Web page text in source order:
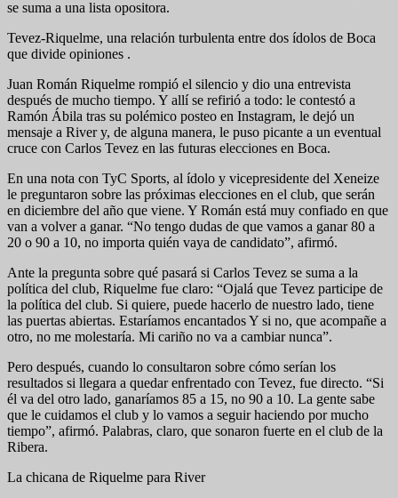
se suma a una lista opositora.
Tevez-Riquelme, una relación turbulenta entre dos ídolos de Boca
que divide opiniones .
Juan Román Riquelme rompió el silencio y dio una entrevista
después de mucho tiempo. Y allí se refirió a todo: le contestó a
Ramón Ábila tras su polémico posteo en Instagram, le dejó un
mensaje a River y, de alguna manera, le puso picante a un eventual
cruce con Carlos Tevez en las futuras elecciones en Boca.
En una nota con TyC Sports, al ídolo y vicepresidente del Xeneize
le preguntaron sobre las próximas elecciones en el club, que serán
en diciembre del año que viene. Y Román está muy confiado en que
van a volver a ganar. “No tengo dudas de que vamos a ganar 80 a
20 o 90 a 10, no importa quién vaya de candidato”, afirmó.
Ante la pregunta sobre qué pasará si Carlos Tevez se suma a la
política del club, Riquelme fue claro: “Ojalá que Tevez participe de
la política del club. Si quiere, puede hacerlo de nuestro lado, tiene
las puertas abiertas. Estaríamos encantados Y si no, que acompañe a
otro, no me molestaría. Mi cariño no va a cambiar nunca”.
Pero después, cuando lo consultaron sobre cómo serían los
resultados si llegara a quedar enfrentado con Tevez, fue directo. “Si
él va del otro lado, ganaríamos 85 a 15, no 90 a 10. La gente sabe
que le cuidamos el club y lo vamos a seguir haciendo por mucho
tiempo”, afirmó. Palabras, claro, que sonaron fuerte en el club de la
Ribera.
La chicana de Riquelme para River